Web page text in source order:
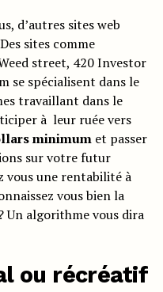
d’autres sites web
sites comme
street, 420 Investor
se spécialisent dans le
travaillant dans le
à leur ruée vers
minimumet passer
sur votre futur
vous une rentabilité à
vous bien la
Un algorithme vous dira
ou récréatif